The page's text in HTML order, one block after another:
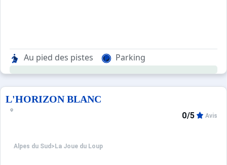
Au pied des pistes Parking
L'HORIZON BLANC
Alpes du Sud > La Joue du Loup
0/5 Avis